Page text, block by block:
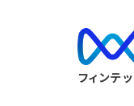
フィンテ